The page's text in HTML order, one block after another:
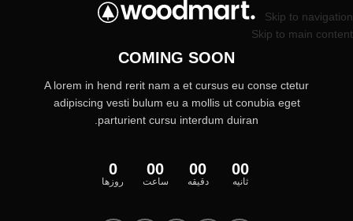
Skip to navigation
Skip to main content
COMING SOON
A lorem in hend rerit nam a et cursus eu conse ctetur
adipiscing vesti bulum eu a mollis ut conubia eget
parturient cursu interdum duiran.
0
روزها
00
ساعت
00
دقیقه
00
ثانیه